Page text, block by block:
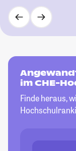
im CHE-
Finde heraus,